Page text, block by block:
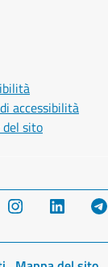
accessibilità
sito
Instagram LinkedIn